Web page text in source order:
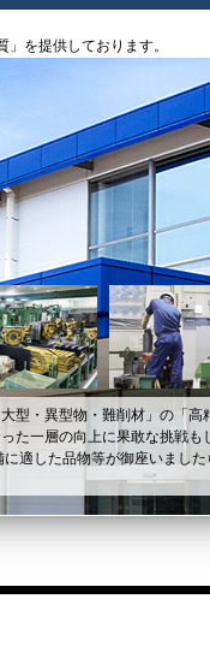
を提供しております。
型・異型物・難削材」の「高
た一層の向上に果敢な挑戦
適した品物等が御座いまし